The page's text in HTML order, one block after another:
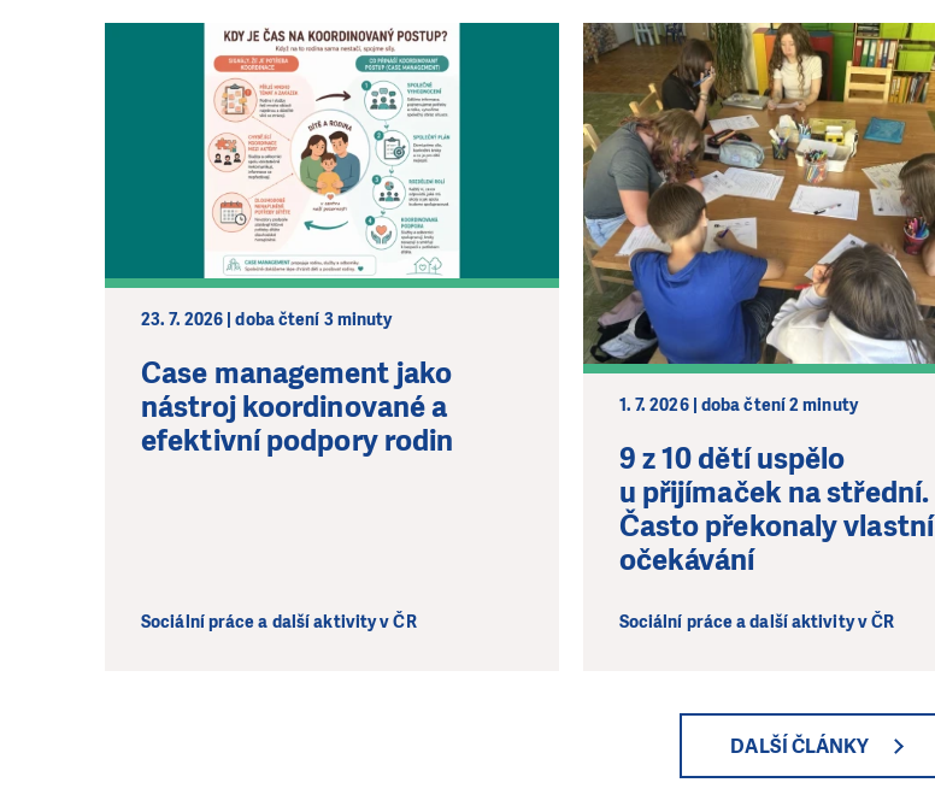
23. 7. 2026 | doba čtení 3 minuty
Case management jako
nástroj koordinované a
efektivní podpory rodin
Sociální práce a další aktivity v ČR
1. 7. 2026 | doba čtení 2 minuty
9 z 10 dětí uspělo
u přijímaček na střední.
Často překonaly vlastní
očekávání
Sociální práce a další aktivity v ČR
DALŠÍ ČLÁNKY